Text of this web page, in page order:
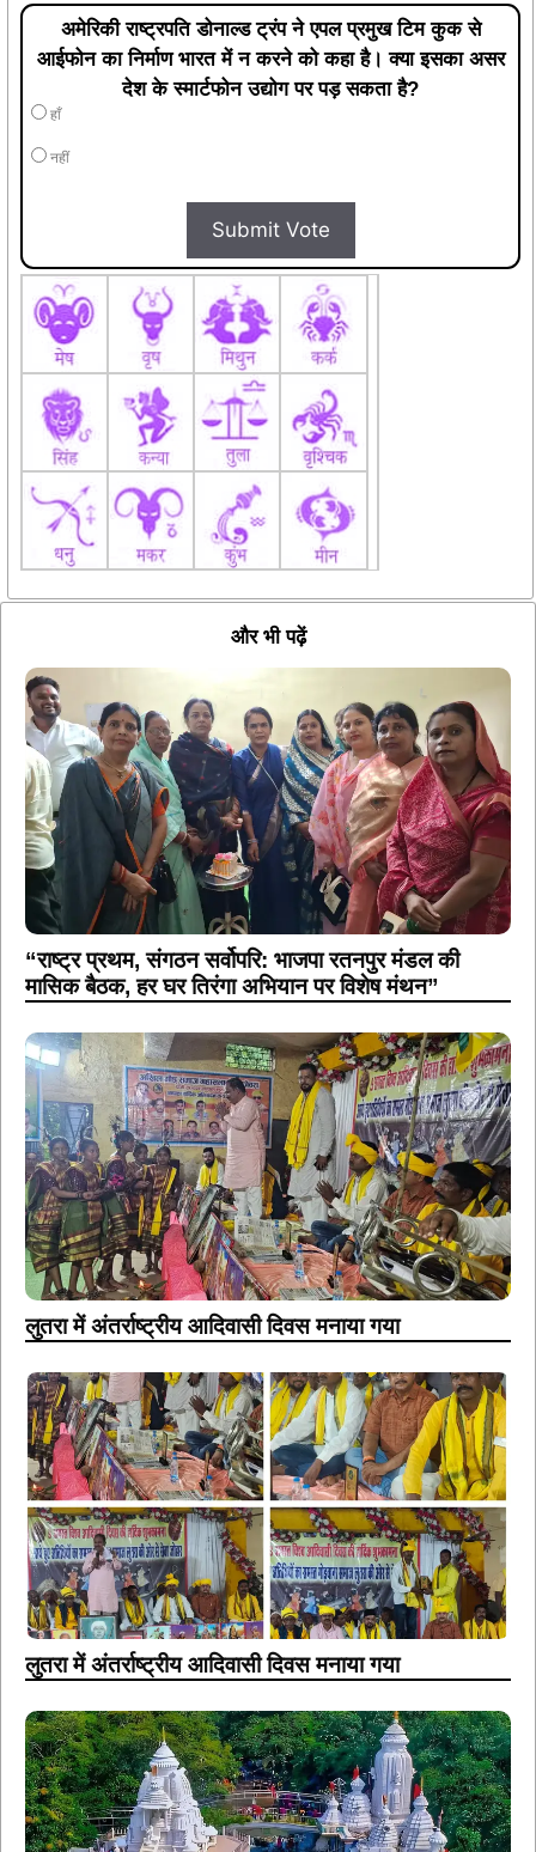
अमेरिकी राष्ट्रपति डोनाल्ड ट्रंप ने एपल प्रमुख टिम कुक से
आईफोन का निर्माण भारत में न करने को कहा है। क्या इसका असर
देश के स्मार्टफोन उद्योग पर पड़ सकता है?
हाँ
नहीं
Submit Vote
और भी पढ़ें
“राष्ट्र प्रथम, संगठन सर्वोपरि: भाजपा रतनपुर मंडल की
मासिक बैठक, हर घर तिरंगा अभियान पर विशेष मंथन”
लुतरा में अंतर्राष्ट्रीय आदिवासी दिवस मनाया गया
लुतरा में अंतर्राष्ट्रीय आदिवासी दिवस मनाया गया